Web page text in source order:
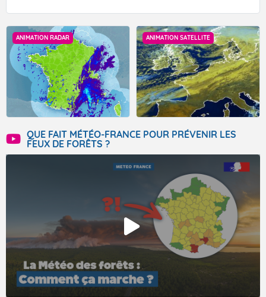
ANIMATION RADAR ANIMATION SATELLITE
QUE FAIT MÉTÉO-FRANCE POUR PRÉVENIR LES
FEUX DE FORÊTS ?